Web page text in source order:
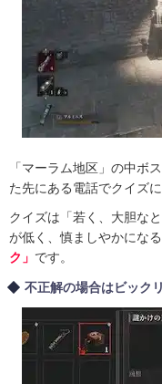
「マーラム地区」の中ボ
た先にある電話でクイズ
クイズは「若く、大胆な
が低く、慎ましやかにな
ク」 です。
不正解の場合はビック